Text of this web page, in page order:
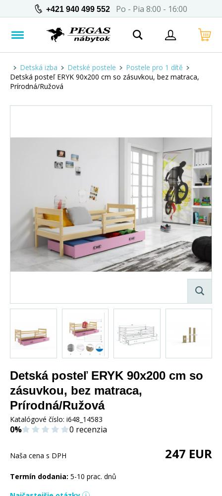
+421 940 499 552 Po - Pia 8:00 - 16:00
Detská izba Detské postele
Postele pro 1 dítě
Detská posteľ ERYK 90x200 cm so zásuvkou, bez matraca,
Prírodná/Ružová
Detská posteľ ERYK 90x200 cm so
zásuvkou, bez matraca,
Prírodná/Ružová
Katalógové číslo: i648_14583
0% 0 recenzia
Naša cena s DPH 247 EUR
Termín dodania: 5-10 prac. dnů